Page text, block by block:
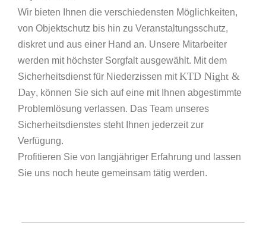
Wir bieten Ihnen die verschiedensten Möglichkeiten,
von Objektschutz bis hin zu Veranstaltungsschutz,
diskret und aus einer Hand an. Unsere Mitarbeiter
werden mit höchster Sorgfalt ausgewählt. Mit dem
Sicherheitsdienst für Niederzissen mitKTD Night &
Day, können Sie sich auf eine mit Ihnen abgestimmte
Problemlösung verlassen. Das Team unseres
Sicherheitsdienstes steht Ihnen jederzeit zur
Verfügung.
Profitieren Sie von langjähriger Erfahrung und lassen
Sie uns noch heute gemeinsam tätig werden.